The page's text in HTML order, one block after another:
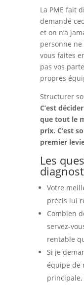
La PME fait
demandé
et on n’a
personne
vous faites
pas vos
propres
Structurer
C’est
que tout le
prix. C’est
premier
Les
Votre
précis lui
Combien
servez-
rentable
Si je
équipe de